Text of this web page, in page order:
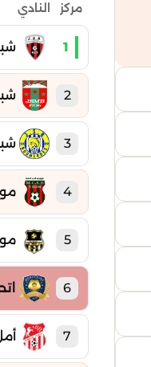
مركز النادي
1
2
3
4
5
6
7